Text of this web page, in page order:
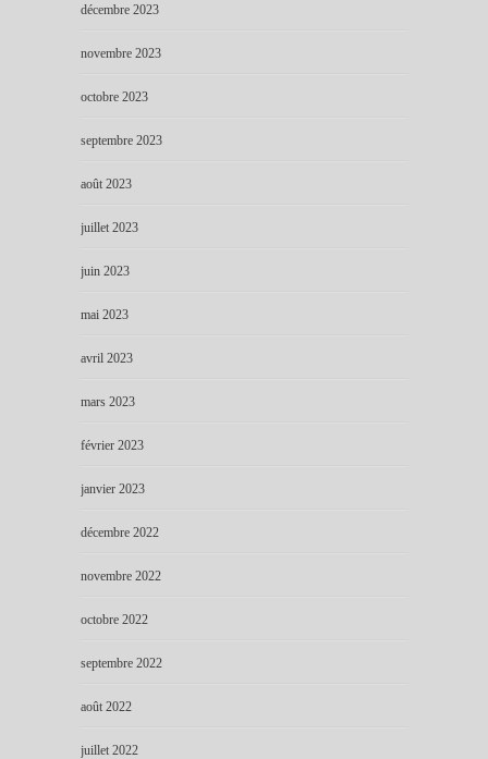
décembre 2023
novembre 2023
octobre 2023
septembre 2023
août 2023
juillet 2023
juin 2023
mai 2023
avril 2023
mars 2023
février 2023
janvier 2023
décembre 2022
novembre 2022
octobre 2022
septembre 2022
août 2022
juillet 2022